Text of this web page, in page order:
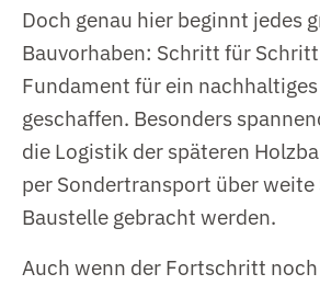
Doch genau hier beginnt jedes
Bauvorhaben: Schritt für
Fundament für ein
geschaffen. Besonders
die Logistik der späteren
per Sondertransport über weite
Baustelle gebracht werden.
Auch wenn der Fortschritt